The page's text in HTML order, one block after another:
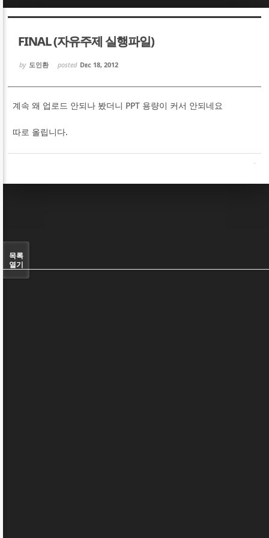
FINAL (자유주제 실행파일)
by 도인환 posted Dec 18, 2012
계속 왜 업로드 안되나 봤더니 PPT 용량이 커서 안되네요
따로 올립니다.
목록
열기
Sketchbook5, 스케치북5
Sketchbook5, 스케치북5
Sketchbook5, 스케치북5
Sketchbook5, 스케치북5